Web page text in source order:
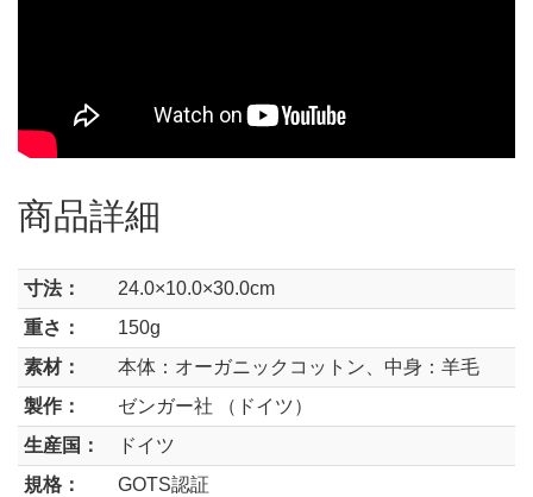
商品詳細
寸法：
24.0×10.0×30.0cm
重さ：
150g
素材：
本体：オーガニックコットン、中身：羊毛
製作：
ゼンガー社 （ドイツ）
生産国：
ドイツ
規格：
GOTS認証